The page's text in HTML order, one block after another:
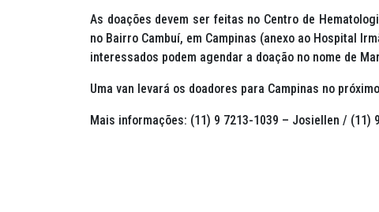
As doações devem ser feitas no Centro de
no Bairro Cambuí, em Campinas (anexo ao Hospital
interessados podem agendar a doação no nome de
Uma van levará os doadores para Campinas no
Mais informações: (11) 9 7213-1039 – Josiellen / (11)